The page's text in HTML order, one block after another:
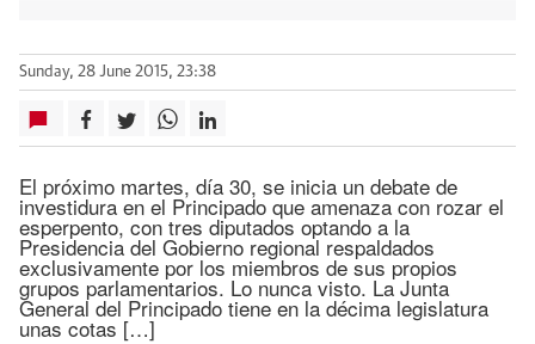
Sunday, 28 June 2015, 23:38
El próximo martes, día 30, se inicia un debate de
investidura en el Principado que amenaza con rozar el
esperpento, con tres diputados optando a la
Presidencia del Gobierno regional respaldados
exclusivamente por los miembros de sus propios
grupos parlamentarios. Lo nunca visto. La Junta
General del Principado tiene en la décima legislatura
unas cotas […]